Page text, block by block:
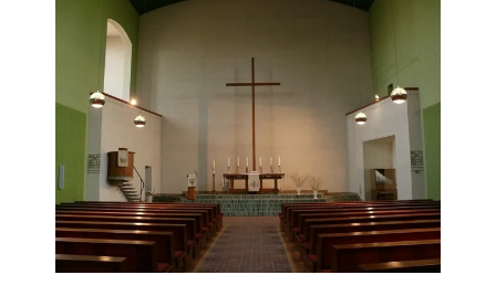
Mit dem Laden der Karte akzeptieren Sie, dass die
Anwendung Google Maps beim Aktivieren von
Inhalten Cookies auf Ihrem Gerät setzt, z.B. zwecks
Reichweitenmessung und profilbasierter Werbung.
Hier können Sie Ihre Cookie-
Einstellungen anpassen